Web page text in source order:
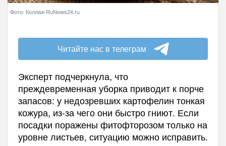
Фото: Коллаж RuNews24.ru
Читайте нас в телеграм
Эксперт подчеркнула, что
преждевременная уборка приводит к порче
запасов: у недозревших картофелин тонкая
кожура, из-за чего они быстро гниют. Если
посадки поражены фитофторозом только на
уровне листьев, ситуацию можно исправить.